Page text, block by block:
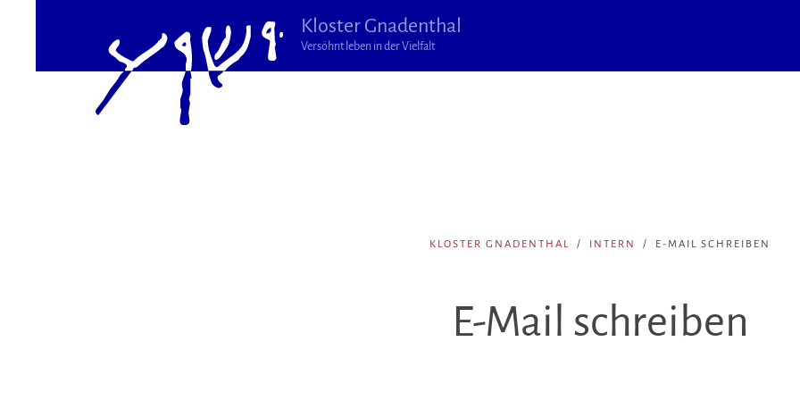
Kloster Gnadenthal
Versöhnt leben in der Vielfalt
KLOSTER GNADENTHAL INTERN E-MAIL SCHREIBEN
E-Mail schreiben